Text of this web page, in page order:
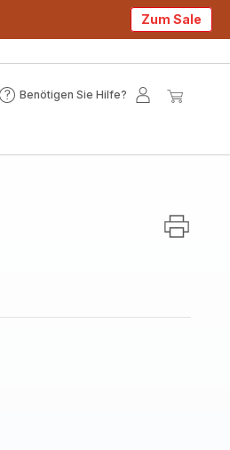
Zum Sale
Benötigen Sie Hilfe?
Benötigen
Mein